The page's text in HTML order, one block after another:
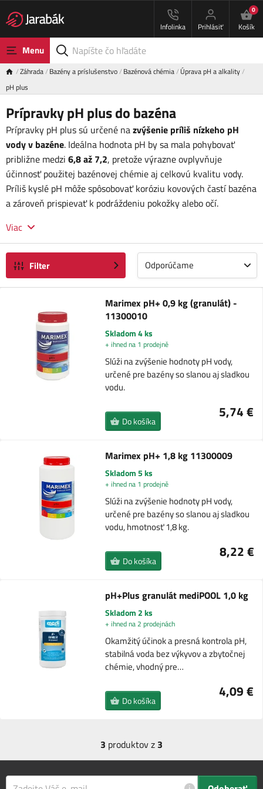
Infolinka Prihlásiť
0
Košík
Menu
Záhrada Bazény a príslušenstvo Bazénová chémia Úprava pH a alkality
pH plus
Prípravky pH plus do bazéna
Prípravky pH plus sú určené nazvýšenie príliš nízkeho pH
vody v bazéne. Ideálna hodnota pH by sa mala pohybovať
približne medzi 6,8 až 7,2, pretože výrazne ovplyvňuje
účinnosť použitej bazénovej chémie aj celkovú kvalitu vody.
Príliš kyslé pH môže spôsobovať koróziu kovových častí bazéna
a zároveň prispievať k podráždeniu pokožky alebo očí.
Viac
Filter Odporúčame
Marimex pH+ 0,9 kg (granulát) -
11300010
Skladom 4 ks
+ ihned na 1 prodejně
Slúži na zvýšenie hodnoty pH vody,
určené pre bazény so slanou aj sladkou
vodu.
5,74 €
Do košíka
Marimex pH+ 1,8 kg 11300009
Skladom 5 ks
+ ihned na 1 prodejně
Slúži na zvýšenie hodnoty pH vody,
určené pre bazény so slanou aj sladkou
vodu, hmotnosť 1,8 kg.
8,22 €
Do košíka
pH+Plus granulát mediPOOL 1,0 kg
Skladom 2 ks
+ ihned na 2 prodejnách
Okamžitý účinok a presná kontrola pH,
stabilná voda bez výkyvov a zbytočnej
chémie, vhodný pre…
4,09 €
Do košíka
3 produktov z 3